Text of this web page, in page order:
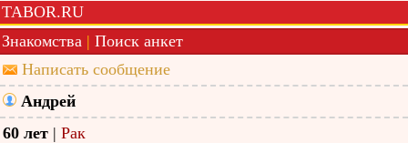
TABOR.RU
Знакомства | Поиск анкет
Написать сообщение
Андрей
60 лет | Рак